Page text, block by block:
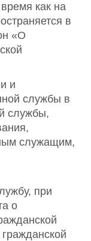
как на
в
«О
и
службы в
службы,
служащим,
при
о